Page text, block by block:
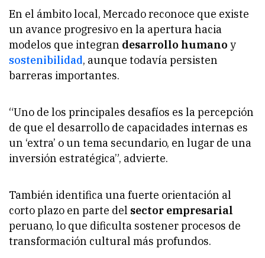
En el ámbito local, Mercado reconoce que existe
un avance progresivo en la apertura hacia
modelos que integran desarrollo humano y
sostenibilidad, aunque todavía persisten
barreras importantes.
“Uno de los principales desafíos es la percepción
de que el desarrollo de capacidades internas es
un ‘extra’ o un tema secundario, en lugar de una
inversión estratégica”, advierte.
También identifica una fuerte orientación al
corto plazo en parte del sector empresarial
peruano, lo que dificulta sostener procesos de
transformación cultural más profundos.